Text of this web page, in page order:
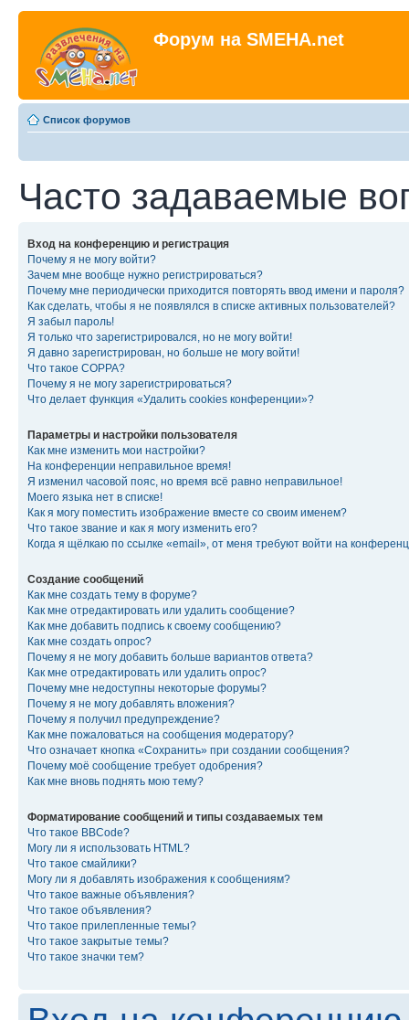
Форум на SMEHA.net
Список форумов
Часто задаваемые
Вход на конференцию и регистрация
Почему я не могу войти?
Зачем мне вообще нужно регистрироваться?
Почему мне периодически приходится повторять ввод имени и пароля?
Как сделать, чтобы я не появлялся в списке активных пользователей?
Я забыл пароль!
Я только что зарегистрировался, но не могу войти!
Я давно зарегистрирован, но больше не могу войти!
Что такое COPPA?
Почему я не могу зарегистрироваться?
Что делает функция «Удалить cookies конференции»?
Параметры и настройки пользователя
Как мне изменить мои настройки?
На конференции неправильное время!
Я изменил часовой пояс, но время всё равно неправильное!
Моего языка нет в списке!
Как я могу поместить изображение вместе со своим именем?
Что такое звание и как я могу изменить его?
Когда я щёлкаю по ссылке «email», от меня требуют войти на
Создание сообщений
Как мне создать тему в форуме?
Как мне отредактировать или удалить сообщение?
Как мне добавить подпись к своему сообщению?
Как мне создать опрос?
Почему я не могу добавить больше вариантов ответа?
Как мне отредактировать или удалить опрос?
Почему мне недоступны некоторые форумы?
Почему я не могу добавлять вложения?
Почему я получил предупреждение?
Как мне пожаловаться на сообщения модератору?
Что означает кнопка «Сохранить» при создании сообщения?
Почему моё сообщение требует одобрения?
Как мне вновь поднять мою тему?
Форматирование сообщений и типы создаваемых тем
Что такое BBCode?
Могу ли я использовать HTML?
Что такое смайлики?
Могу ли я добавлять изображения к сообщениям?
Что такое важные объявления?
Что такое объявления?
Что такое прилепленные темы?
Что такое закрытые темы?
Что такое значки тем?